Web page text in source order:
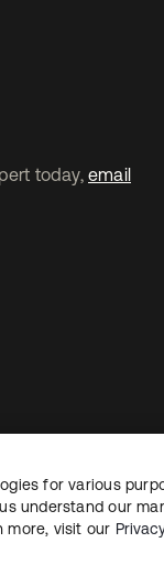
today, email
Juridique
Vos choix en
for various
understand our
more, visit our